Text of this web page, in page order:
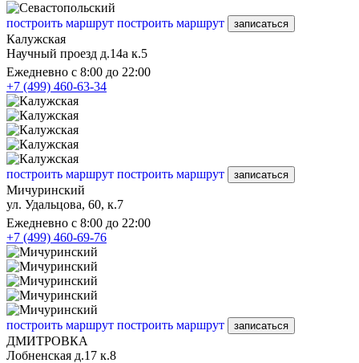
построить маршрут построить маршрут записаться
Калужская
Научный проезд д.14а к.5
Ежедневно с 8:00 до 22:00
+7 (499) 460-63-34
построить маршрут построить маршрут записаться
Мичуринский
ул. Удальцова, 60, к.7
Ежедневно с 8:00 до 22:00
+7 (499) 460-69-76
построить маршрут построить маршрут записаться
ДМИТРОВКА
Лобненская д.17 к.8